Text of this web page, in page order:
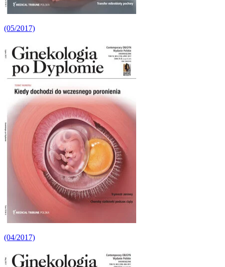
(05/2017)
(04/2017)